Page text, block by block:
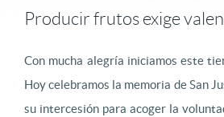
Producir frutos exige
Con mucha alegría iniciamos este
Hoy celebramos la memoria de San
su intercesión para acoger la